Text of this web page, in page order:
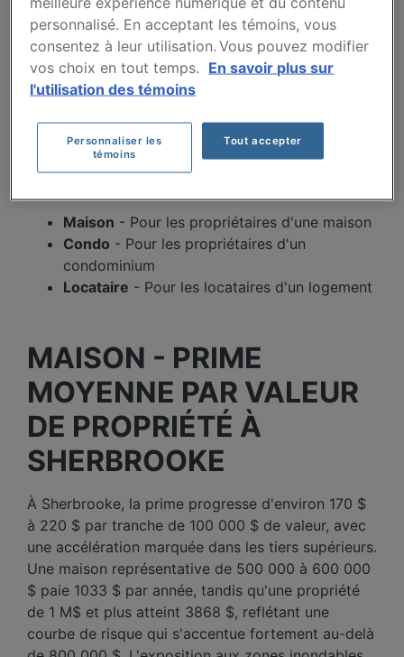
SHERBROOKE
À Sherbrooke, votre prime dépend de plusieurs
facteurs : la valeur de la propriété, le code postal
exact, l'année de construction et votre historique
d'assurance. Sélectionnez le profil qui correspond
à votre situation pour voir les primes types
Maison - Pour les propriétaires d'une maison
Condo - Pour les propriétaires d'un
condominium
Locataire - Pour les locataires d'un logement
MAISON - PRIME
MOYENNE PAR VALEUR
DE PROPRIÉTÉ À
SHERBROOKE
À Sherbrooke, la prime progresse d'environ 170 $
à 220 $ par tranche de 100 000 $ de valeur, avec
une accélération marquée dans les tiers supérieurs.
Une maison représentative de 500 000 à 600 000
$ paie 1033 $ par année, tandis qu'une propriété
de 1 M$ et plus atteint 3868 $, reflétant une
courbe de risque qui s'accentue fortement au-delà
personnalisé. En acceptant les témoins, vous
consentez à leur utilisation. Vous pouvez modifier
vos choix en tout temps. En savoir plus sur
l'utilisation des témoins
Personnaliser les
témoins
Tout accepter